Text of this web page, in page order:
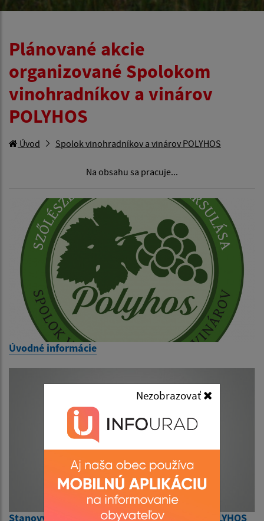
Plánované akcie
organizované Spolokom
vinohradníkov a vinárov
POLYHOS
Úvod Spolok vinohradníkov a vinárov POLYHOS
Na obsahu sa pracuje...
Úvodné informácie
Stanovy spoloku vinohradníkov a vinárov POLYHOS
Nezobrazovať